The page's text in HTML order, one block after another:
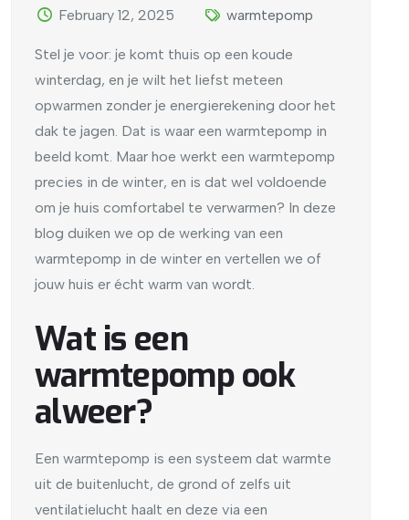
February 12, 2025
warmtepomp
Stel je voor: je komt thuis op een koude
winterdag, en je wilt het liefst meteen
opwarmen zonder je energierekening door het
dak te jagen. Dat is waar een warmtepomp in
beeld komt. Maar hoe werkt een warmtepomp
precies in de winter, en is dat wel voldoende
om je huis comfortabel te verwarmen? In deze
blog duiken we op de werking van een
warmtepomp in de winter en vertellen we of
jouw huis er écht warm van wordt.
Wat is een
warmtepomp ook
alweer?
Een warmtepomp is een systeem dat warmte
uit de buitenlucht, de grond of zelfs uit
ventilatielucht haalt en deze via een